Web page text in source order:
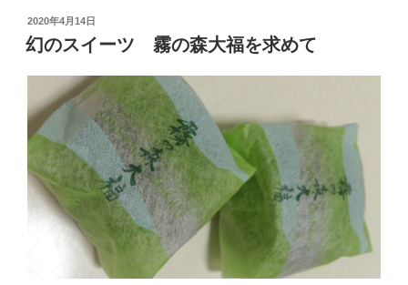
投
稿
日:
2020年4月14日
幻のスイーツ 霧の森大福を求めて